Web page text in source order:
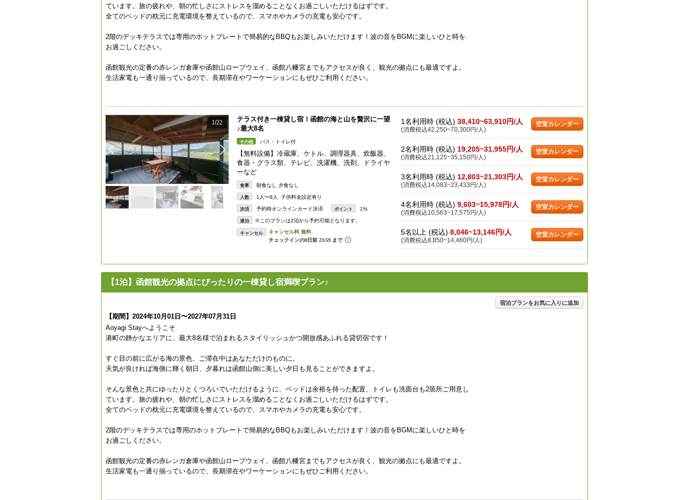
ています。旅の疲れや、朝の忙しさにストレスを溜めることなくお過ごしいただけるはずです。
全てのベッドの枕元に充電環境を整えているので、スマホやカメラの充電も安心です。
2階のデッキテラスでは専用のホットプレートで簡易的なBBQもお楽しみいただけます！波の音をBGMに楽しいひと時を
お過ごしください。
函館観光の定番の赤レンガ倉庫や函館山ロープウェイ、函館八幡宮までもアクセスが良く、観光の拠点にも最適ですよ。
生活家電も一通り揃っているので、長期滞在やワーケーションにもぜひご利用ください。
1/22
テラス付き一棟貸し宿！函館の海と山を贅沢に一望
♪最大8名
その他 バス・トイレ付
【無料設備】冷蔵庫、ケトル、調理器具、炊飯器、
食器・グラス類、テレビ、洗濯機、洗剤、ドライヤ
ーなど
食事 朝食なし 夕食なし
人数 1人〜8人 子供料金設定有り
決済 予約時オンラインカード決済 ポイント 1%
連泊 ※このプランは2泊から予約可能となります。
キャンセル
1名利用時 (税込) 38,410~63,910円/人
(消費税込42,250~70,300円/人)
空室カレンダー
2名利用時 (税込) 19,205~31,955円/人
(消費税込21,125~35,150円/人)
空室カレンダー
3名利用時 (税込) 12,803~21,303円/人
(消費税込14,083~23,433円/人)
空室カレンダー
4名利用時 (税込) 9,603~15,978円/人
(消費税込10,563~17,575円/人)
空室カレンダー
5名以上 (税込) 8,046~13,146円/人
(消費税込8,850~14,460円/人)
空室カレンダー
【1泊】函館観光の拠点にぴったりの一棟貸し宿満喫プラン♪
宿泊プランをお気に入りに追加
【期間】2024年10月01日〜2027年07月31日
Aoyagi Stayへようこそ
港町の静かなエリアに、最大8名様で泊まれるスタイリッシュかつ開放感あふれる貸切宿です！
すぐ目の前に広がる海の景色、ご滞在中はあなただけのものに。
天気が良ければ海側に輝く朝日、夕暮れは函館山側に美しい夕日も見ることができますよ。
そんな景色と共にゆったりとくつろいでいただけるように、ベッドは余裕を持った配置、トイレも洗面台も2箇所ご用意し
ています。旅の疲れや、朝の忙しさにストレスを溜めることなくお過ごしいただけるはずです。
全てのベッドの枕元に充電環境を整えているので、スマホやカメラの充電も安心です。
2階のデッキテラスでは専用のホットプレートで簡易的なBBQもお楽しみいただけます！波の音をBGMに楽しいひと時を
お過ごしください。
函館観光の定番の赤レンガ倉庫や函館山ロープウェイ、函館八幡宮までもアクセスが良く、観光の拠点にも最適ですよ。
生活家電も一通り揃っているので、長期滞在やワーケーションにもぜひご利用ください。